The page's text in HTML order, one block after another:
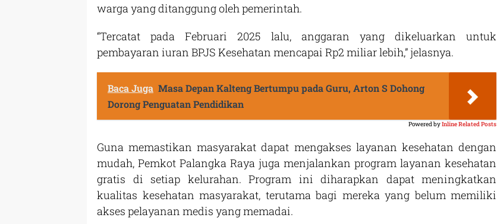
warga yang ditanggung oleh pemerintah.
“Tercatat pada Februari 2025 lalu, anggaran yang dikeluarkan untuk
pembayaran iuran BPJS Kesehatan mencapai Rp2 miliar lebih,” jelasnya.
Baca Juga Masa Depan Kalteng Bertumpu pada Guru, Arton S Dohong
Dorong Penguatan Pendidikan
Powered byInline Related Posts
Guna memastikan masyarakat dapat mengakses layanan kesehatan dengan
mudah, Pemkot Palangka Raya juga menjalankan program layanan kesehatan
gratis di setiap kelurahan. Program ini diharapkan dapat meningkatkan
kualitas kesehatan masyarakat, terutama bagi mereka yang belum memiliki
akses pelayanan medis yang memadai.